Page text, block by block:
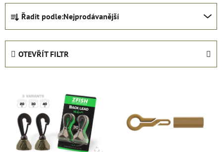
Ř
a
z
e
n
Řadit podle:Nejprodávanější
OTEVŘÍT FILTR